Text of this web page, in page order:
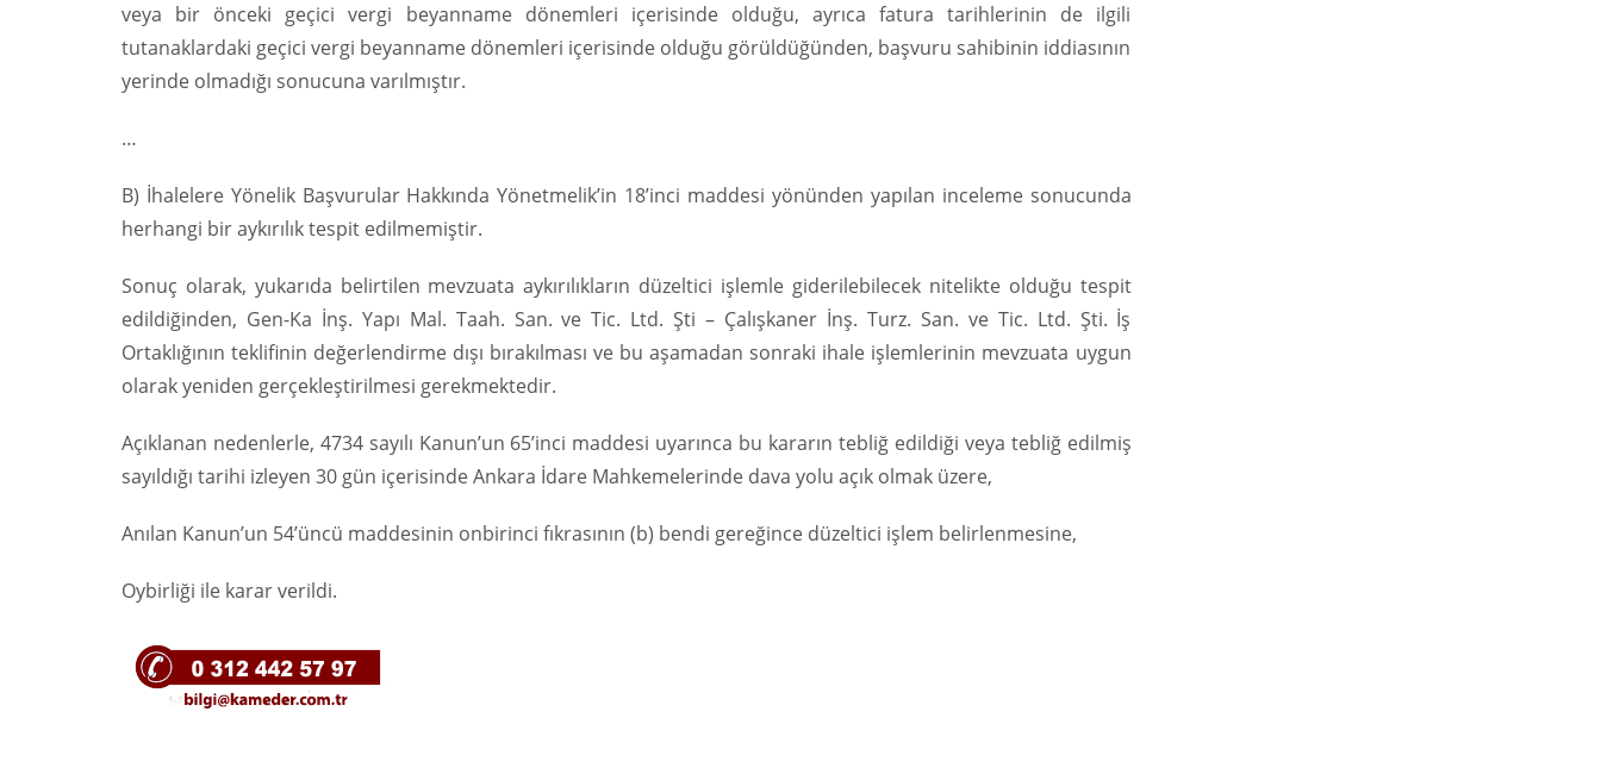
veya bir önceki geçici vergi beyanname dönemleri içerisinde olduğu, ayrıca fatura tarihlerinin de ilgili
tutanaklardaki geçici vergi beyanname dönemleri içerisinde olduğu görüldüğünden, başvuru sahibinin iddiasının
yerinde olmadığı sonucuna varılmıştır.
…
B) İhalelere Yönelik Başvurular Hakkında Yönetmelik’in 18’inci maddesi yönünden yapılan inceleme sonucunda
herhangi bir aykırılık tespit edilmemiştir.
Sonuç olarak, yukarıda belirtilen mevzuata aykırılıkların düzeltici işlemle giderilebilecek nitelikte olduğu tespit
edildiğinden, Gen-Ka İnş. Yapı Mal. Taah. San. ve Tic. Ltd. Şti – Çalışkaner İnş. Turz. San. ve Tic. Ltd. Şti. İş
Ortaklığının teklifinin değerlendirme dışı bırakılması ve bu aşamadan sonraki ihale işlemlerinin mevzuata uygun
olarak yeniden gerçekleştirilmesi gerekmektedir.
Açıklanan nedenlerle, 4734 sayılı Kanun’un 65’inci maddesi uyarınca bu kararın tebliğ edildiği veya tebliğ edilmiş
sayıldığı tarihi izleyen 30 gün içerisinde Ankara İdare Mahkemelerinde dava yolu açık olmak üzere,
Anılan Kanun’un 54’üncü maddesinin onbirinci fıkrasının (b) bendi gereğince düzeltici işlem belirlenmesine,
Oybirliği ile karar verildi.